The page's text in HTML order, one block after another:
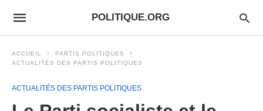
POLITIQUE.ORG
ACCUEIL
PARTIS POLITIQUES
ACTUALITÉS DES PARTIS POLITIQUES
ACTUALITÉS DES PARTIS POLITIQUES